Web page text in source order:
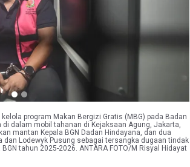
program Makan Bergizi Gratis (MBG) pada Badan
dalam mobil tahanan di Kejaksaan Agung, Jakarta,
mantan Kepala BGN Dadan Hindayana, dan dua
dan Lodewyk Pusung sebagai tersangka dugaan tindak
tahun 2025-2026. ANTARA FOTO/M Risyal Hidayat